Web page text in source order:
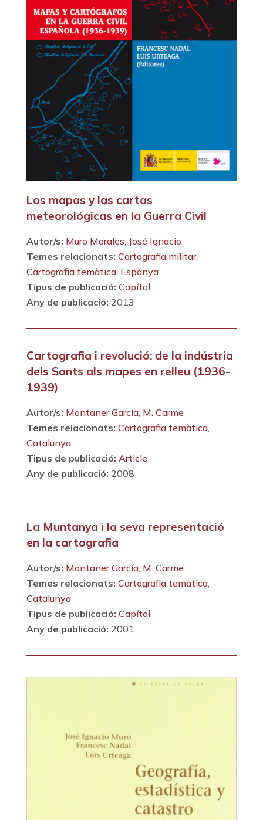
Los mapas y las cartas
meteorológicas en la Guerra Civil
Autor/s: Muro Morales, José Ignacio
Temes relacionats: Cartografia militar,
Cartografia temàtica, Espanya
Tipus de publicació: Capítol
Any de publicació: 2013
Cartografia i revolució: de la indústria
dels Sants als mapes en relleu (1936-
1939)
Autor/s: Montaner García, M. Carme
Temes relacionats: Cartografia temàtica,
Catalunya
Tipus de publicació: Article
Any de publicació: 2008
La Muntanya i la seva representació
en la cartografia
Autor/s: Montaner García, M. Carme
Temes relacionats: Cartografia temàtica,
Catalunya
Tipus de publicació: Capítol
Any de publicació: 2001